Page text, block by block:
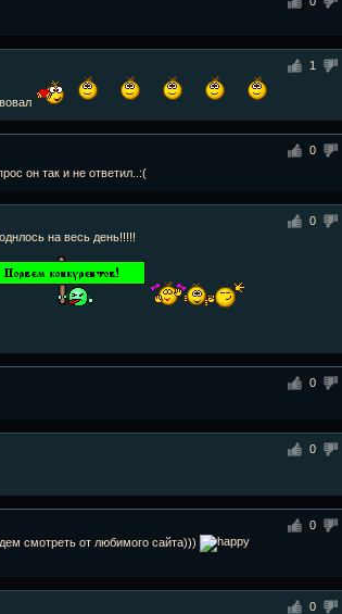
1
0
он так и не ответил..:(
0
на весь день!!!!!
0
0
0
смотреть от любимого сайта)))
0